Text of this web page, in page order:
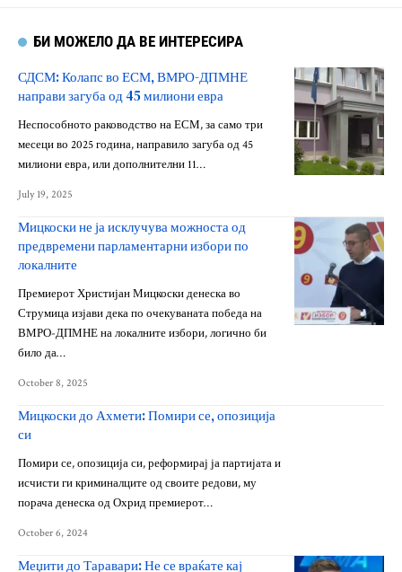
БИ МОЖЕЛО ДА ВЕ ИНТЕРЕСИРА
СДСМ: Колапс во ЕСМ, ВМРО-ДПМНЕ
направи загуба од 45 милиони евра
Неспособното раководство на ЕСМ, за само три
месеци во 2025 година, направило загуба од 45
милиони евра, или дополнителни 11…
July 19, 2025
Мицкоски не ја исклучува можноста од
предвремени парламентарни избори по
локалните
Премиерот Христијан Мицкоски денеска во
Струмица изјави дека по очекуваната победа на
ВМРО-ДПМНЕ на локалните избори, логично би
било да…
October 8, 2025
Мицкоски до Ахмети: Помири се, опозиција
си
Помири се, опозиција си, реформирај ја партијата и
исчисти ги криминалците од своите редови, му
порача денеска од Охрид премиерот…
October 6, 2024
Меџити до Таравари: Не се враќате кај